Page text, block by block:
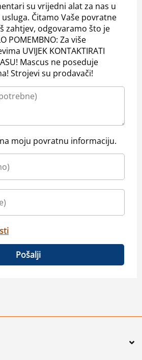
su vrijedni alat za nas u
Čitamo Vaše povratne
zahtjev, odgovaramo što je
POMEMBNO: Za više
UVIJEK KONTAKTIRATI
Mascus ne poseduje
Strojevi su prodavači!
moju povratnu informaciju.
Pošalji